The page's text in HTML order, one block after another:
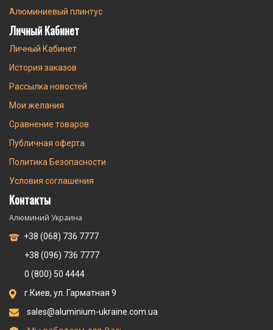
Алюминиевый плинтус
Личный Кабинет
Личный Кабинет
История заказов
Рассылка новостей
Мои желания
Сравнение товаров
Публичная оферта
Политика Безопасности
Условия соглашения
Контакты
Алюминий Украина
+38 (068) 736 7777
+38 (096) 736 7777
0 (800) 50 4444
г.Киев, ул. Гарматная 9
sales@aluminium-ukraine.com.ua